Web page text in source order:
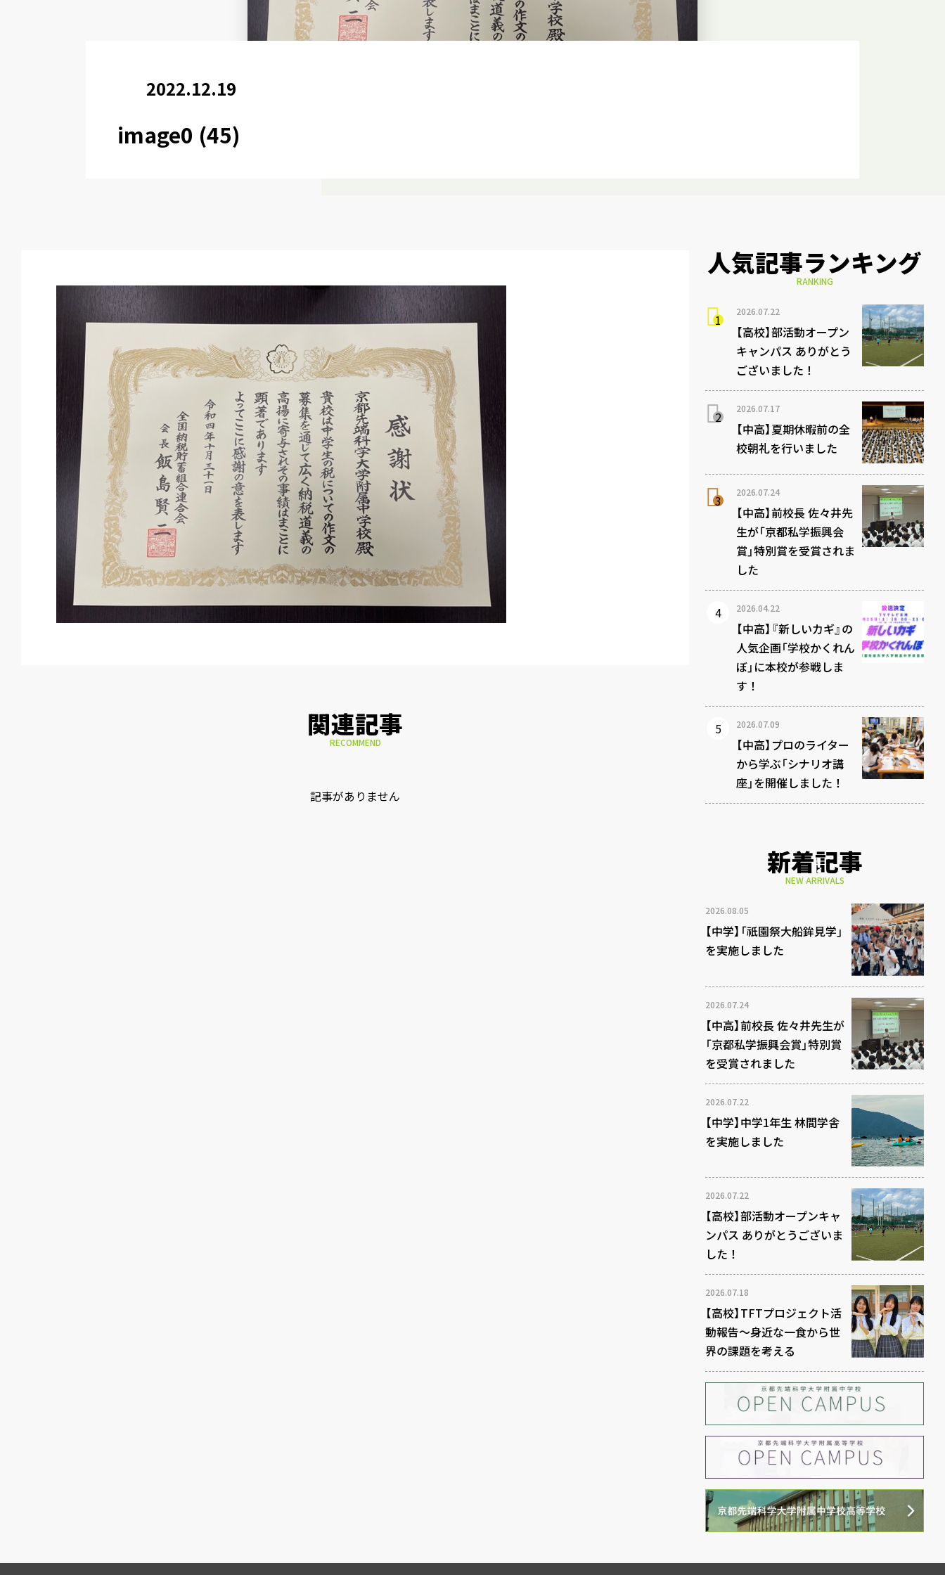
2022.12.19
image0 (45)
関連記事
RECOMMEND
記事がありません
人気記事ランキング
RANKING
2026.07.22
【高校】部活動オープン
キャンパス ありがとう
ございました！
2026.07.17
【中高】夏期休暇前の全
校朝礼を行いました
2026.07.24
【中高】前校長 佐々井先
生が「京都私学振興会
賞」特別賞を受賞されま
した
2026.04.22
【中高】『新しいカギ』の
人気企画「学校かくれん
ぼ」に本校が参戦しま
す！
2026.07.09
【中高】プロのライター
から学ぶ「シナリオ講
座」を開催しました！
新着記事
NEW ARRIVALS
2026.08.05
【中学】「祇園祭大船鉾見学」
を実施しました
2026.07.24
【中高】前校長 佐々井先生が
「京都私学振興会賞」特別賞
を受賞されました
2026.07.22
【中学】中学1年生 林間学舎
を実施しました
2026.07.22
【高校】部活動オープンキャ
ンパス ありがとうございま
した！
2026.07.18
【高校】TFTプロジェクト活
動報告～身近な一食から世
界の課題を考える